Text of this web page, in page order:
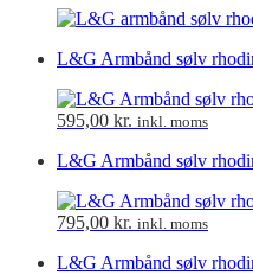
L&G Armbånd sølv
595,00 kr. inkl. moms
L&G Armbånd sølv
795,00 kr. inkl. moms
L&G Armbånd sølv